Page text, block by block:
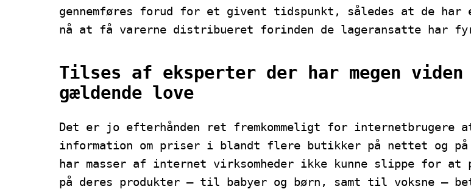
gennemføres forud for et givent tidspunkt, således at de har
nå at få varerne distribueret forinden de lageransatte har
Tilses af eksperter der har megen viden
gældende love
Det er jo efterhånden ret fremkommeligt for internetbrugere
information om priser i blandt flere butikker på nettet og
har masser af internet virksomheder ikke kunne slippe for at
på deres produkter – til babyer og børn, samt til voksne –